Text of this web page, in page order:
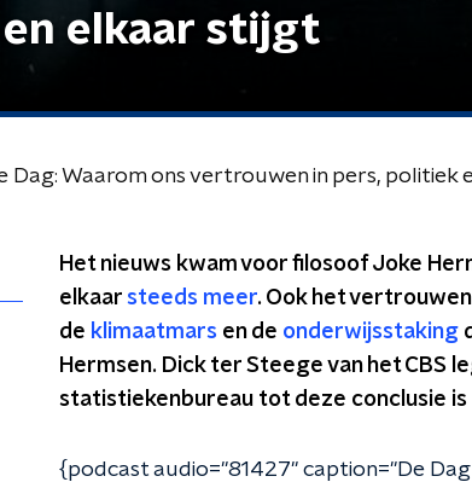
elkaar stijgt
Dag: Waarom ons vertrouwen in pers, politiek
Het nieuws kwam voor filosoof Joke
elkaar steeds meer. Ook het
de klimaatmars en de onderwijsstaking
Hermsen. Dick ter Steege van het CBS
statistiekenbureau tot deze conclusie is
{podcast audio="81427" caption="De